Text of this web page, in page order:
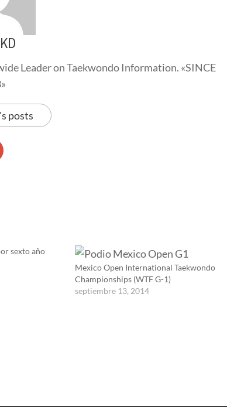
Leader on Taekwondo Information. «SINCE
posts
sexto año
Mexico Open International Taekwondo
Championships (WTF G-1)
septiembre 13, 2014